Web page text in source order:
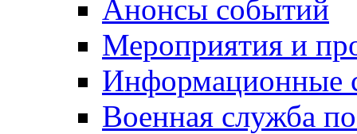
Анонсы событий
Мероприятия и
Информационные
Военная служба